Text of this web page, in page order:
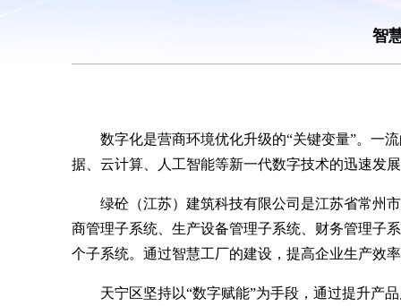
智
数字化是营商环境优化升级的“关键变量”。一
据、云计算、人工智能等新一代数字技术的迅速发
绿砼（江苏）建筑科技有限公司是江苏省常州
商管理子系统、生产设备管理子系统、财务管理子
个子系统。通过智慧工厂的建设，提高企业生产效
天宁区坚持以“数字赋能”为手段，通过提升产